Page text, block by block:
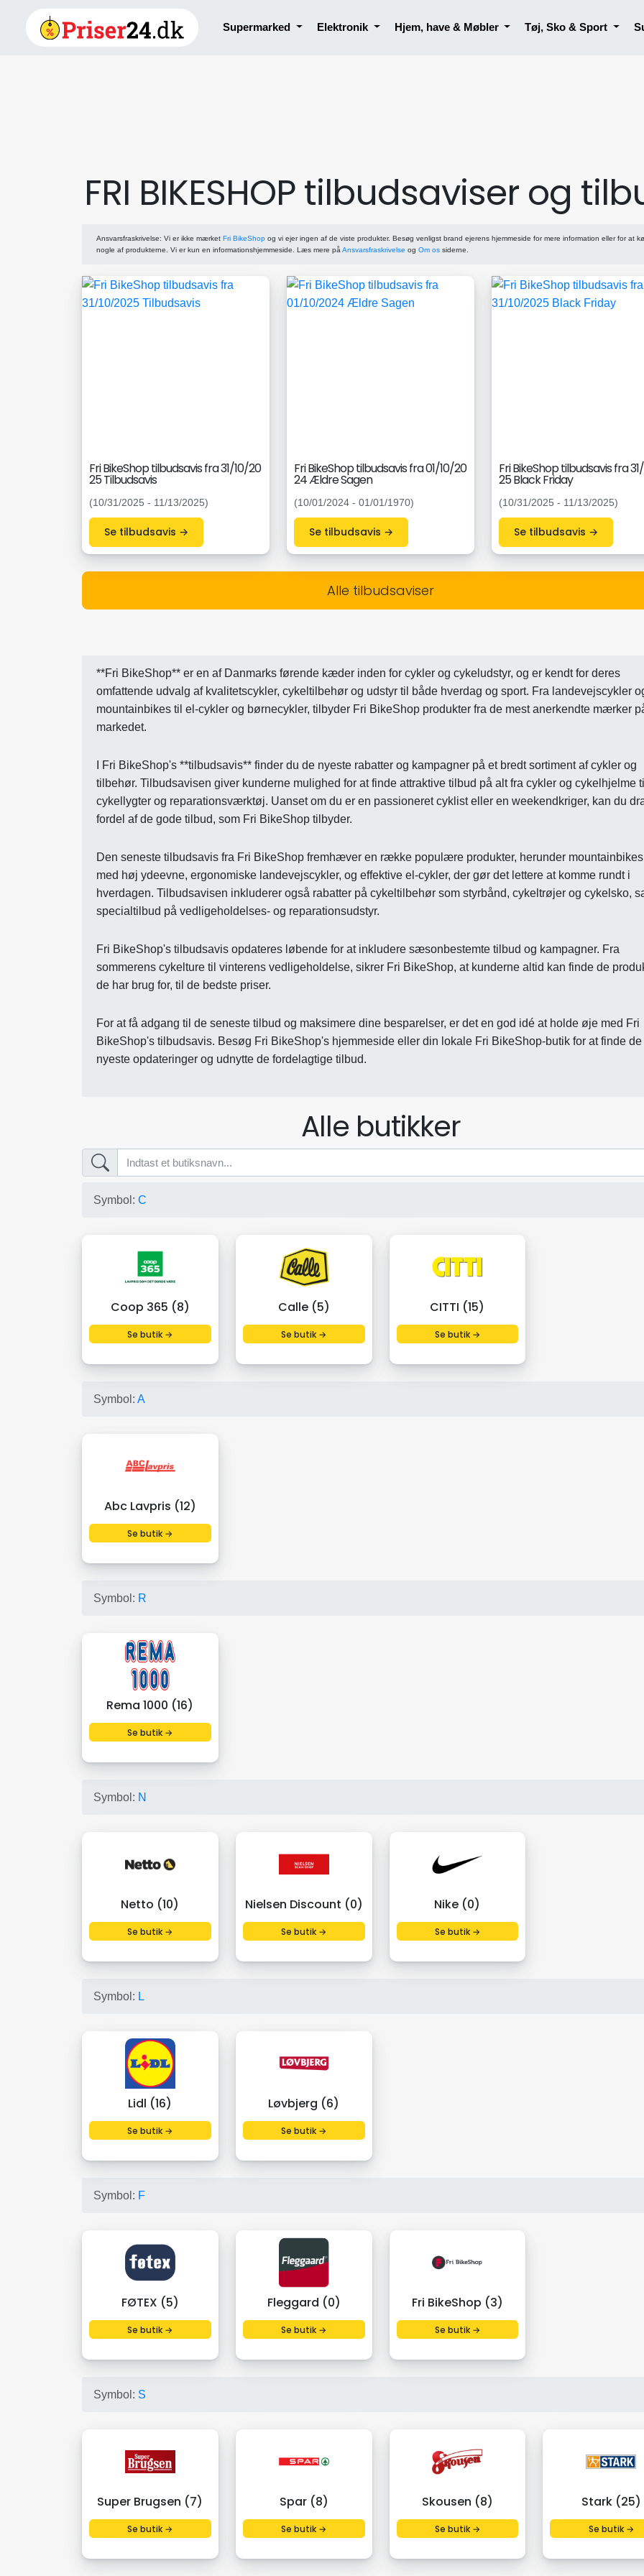
Supermarked Elektronik Hjem, have & Møbler Tøj, Sko & Sport
FRI BIKESHOP tilbudsaviser og
Ansvarsfraskrivelse: Vi er ikke mærket Fri BikeShop og vi ejer ingen af de viste produkter. Besøg venligst brand ejerens hjemmeside for mere information eller for at
nogle af produkterne. Vi er kun en informationshjemmeside. Læs mere på Ansvarsfraskrivelse og Om os siderne.
Fri BikeShop tilbudsavis fra 31/10/20
25 Tilbudsavis
(10/31/2025 - 11/13/2025)
Se tilbudsavis →
Fri BikeShop tilbudsavis fra 01/10/20
24 Ældre Sagen
(10/01/2024 - 01/01/1970)
Se tilbudsavis →
Fri BikeShop tilbudsavis fra
25 Black Friday
(10/31/2025 - 11/13/2025)
Se tilbudsavis →
Alle tilbudsaviser
**Fri BikeShop** er en af Danmarks førende kæder inden for cykler og cykeludstyr, og er kendt for deres
omfattende udvalg af kvalitetscykler, cykeltilbehør og udstyr til både hverdag og sport. Fra landevejscykler
mountainbikes til el-cykler og børnecykler, tilbyder Fri BikeShop produkter fra de mest anerkendte mærker
markedet.
I Fri BikeShop's **tilbudsavis** finder du de nyeste rabatter og kampagner på et bredt sortiment af cykler og
tilbehør. Tilbudsavisen giver kunderne mulighed for at finde attraktive tilbud på alt fra cykler og cykelhjelme
cykellygter og reparationsværktøj. Uanset om du er en passioneret cyklist eller en weekendkriger, kan du
fordel af de gode tilbud, som Fri BikeShop tilbyder.
Den seneste tilbudsavis fra Fri BikeShop fremhæver en række populære produkter, herunder mountainbikes
med høj ydeevne, ergonomiske landevejscykler, og effektive el-cykler, der gør det lettere at komme rundt i
hverdagen. Tilbudsavisen inkluderer også rabatter på cykeltilbehør som styrbånd, cykeltrøjer og cykelsko,
specialtilbud på vedligeholdelses- og reparationsudstyr.
Fri BikeShop's tilbudsavis opdateres løbende for at inkludere sæsonbestemte tilbud og kampagner. Fra
sommerens cykelture til vinterens vedligeholdelse, sikrer Fri BikeShop, at kunderne altid kan finde de
de har brug for, til de bedste priser.
For at få adgang til de seneste tilbud og maksimere dine besparelser, er det en god idé at holde øje med Fri
BikeShop's tilbudsavis. Besøg Fri BikeShop's hjemmeside eller din lokale Fri BikeShop-butik for at finde de
nyeste opdateringer og udnytte de fordelagtige tilbud.
Alle butikker
Symbol: C
Coop 365 (8)
Se butik →
Calle (5)
Se butik →
CITTI (15)
Se butik →
Symbol: A
Abc Lavpris (12)
Se butik →
Symbol: R
Rema 1000 (16)
Se butik →
Symbol: N
Netto (10)
Se butik →
Nielsen Discount (0)
Se butik →
Nike (0)
Se butik →
Symbol: L
Lidl (16)
Se butik →
Løvbjerg (6)
Se butik →
Symbol: F
FØTEX (5)
Se butik →
Fleggard (0)
Se butik →
Fri BikeShop (3)
Se butik →
Symbol: S
Super Brugsen (7)
Se butik →
Spar (8)
Se butik →
Skousen (8)
Se butik →
Stark (25)
Se butik →